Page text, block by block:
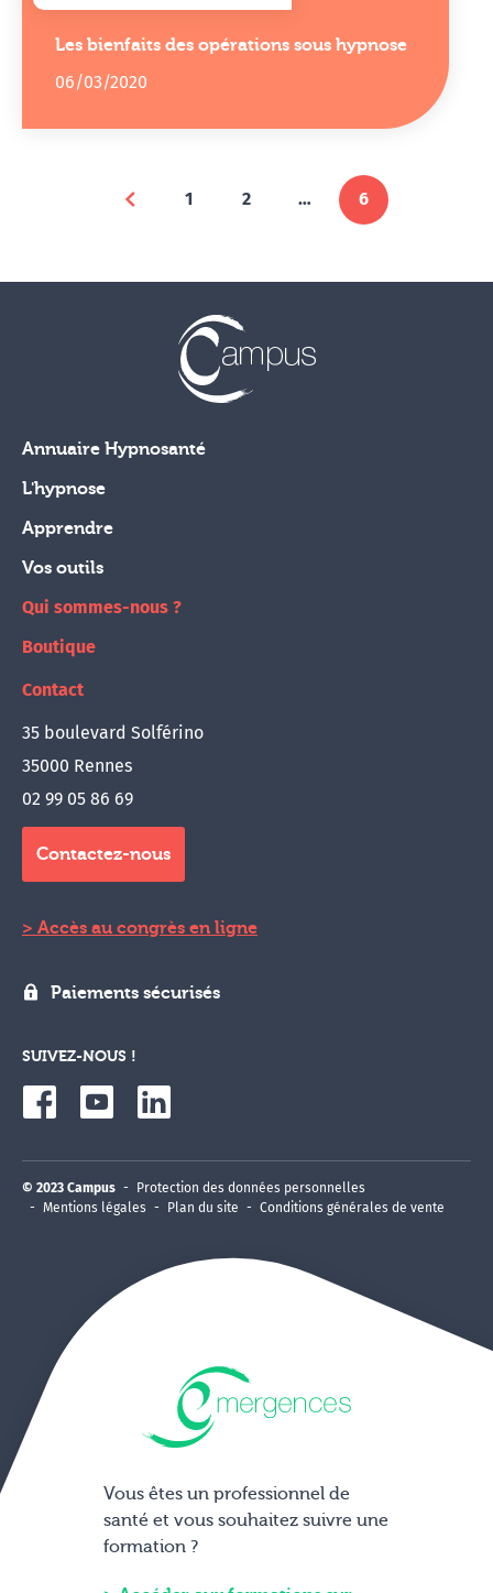
Les bienfaits des opérations sous hypnose
06/03/2020
Page précédente
1 2 … 6
Annuaire Hypnosanté
L'hypnose
Apprendre
Vos outils
Qui sommes-nous ?
Boutique
Contact
35 boulevard Solférino
35000 Rennes
02 99 05 86 69
Contactez-nous
Accès au congrès en ligne
Paiements sécurisés
SUIVEZ-NOUS !
© 2023 Campus
Protection des données personnelles
Mentions légales
Plan du site Conditions générales de vente
Vous êtes un professionnel de
santé et vous souhaitez suivre une
formation ?